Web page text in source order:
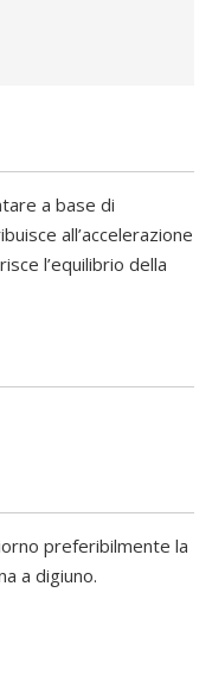
a base di
all’accelerazione
l’equilibrio della
preferibilmente la
a digiuno.